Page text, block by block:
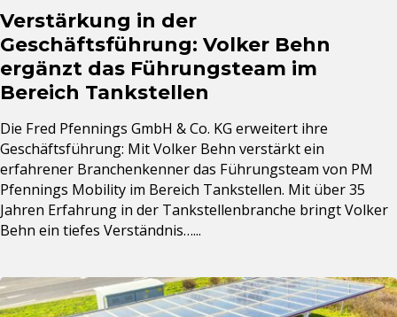
Verstärkung in der
Geschäftsführung: Volker Behn
ergänzt das Führungsteam im
Bereich Tankstellen
Die Fred Pfennings GmbH & Co. KG erweitert ihre
Geschäftsführung: Mit Volker Behn verstärkt ein
erfahrener Branchenkenner das Führungsteam von PM
Pfennings Mobility im Bereich Tankstellen. Mit über 35
Jahren Erfahrung in der Tankstellenbranche bringt Volker
Behn ein tiefes Verständnis…...